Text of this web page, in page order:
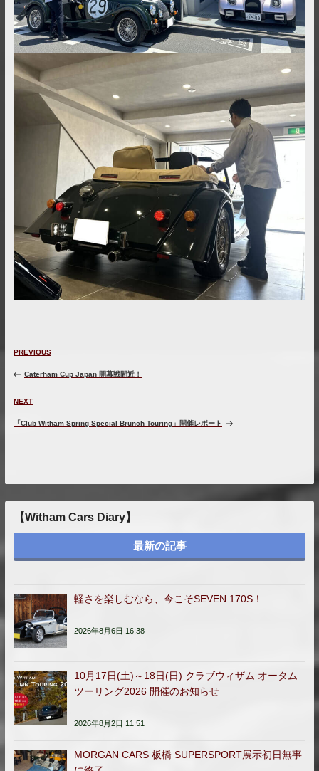
稿
ナ
ゲ
ー
Previous
Post
PREVIOUS
Caterham Cup Japan 開幕戦間近！
Next
Post
NEXT
「Club Witham Spring Special Brunch Touring」開催レポート
【Witham Cars Diary】
最新の記事
軽さを楽しむなら、今こそSEVEN 170S！
2026年8月6日 16:38
10月17日(土)～18日(日) クラブウィザム オータム
ツーリング2026 開催のお知らせ
2026年8月2日 11:51
MORGAN CARS 板橋 SUPERSPORT展示初日無事